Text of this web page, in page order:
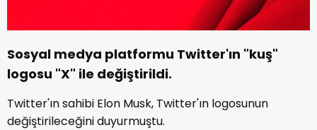
Sosyal medya platformu Twitter'ın "kuş"
logosu "X" ile değiştirildi.
Twitter'ın sahibi Elon Musk, Twitter'ın logosunun
değiştirileceğini duyurmuştu.